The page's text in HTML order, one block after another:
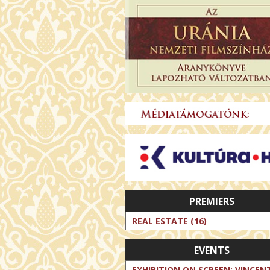
PREMIERS
REAL ESTATE (16)
EVENTS